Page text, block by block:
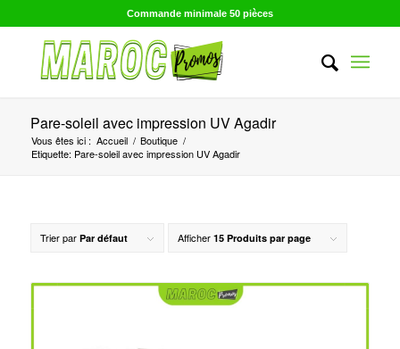
Commande minimale 50 pièces
Pare-soleil avec impression UV Agadir
Vous êtes ici : Accueil / Boutique /
Etiquette: Pare-soleil avec impression UV Agadir
Trier par Par défaut Afficher 15 Produits par page